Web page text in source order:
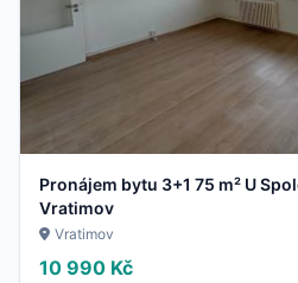
Pronájem bytu 3+1 75 m² U
Vratimov
Vratimov
10 990 Kč